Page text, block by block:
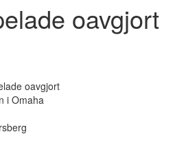
oavgjort
oavgjort
i Omaha